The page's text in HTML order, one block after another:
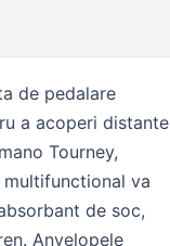
de pedalare
a acoperi distante
Tourney,
va
de soc,
Anvelopele